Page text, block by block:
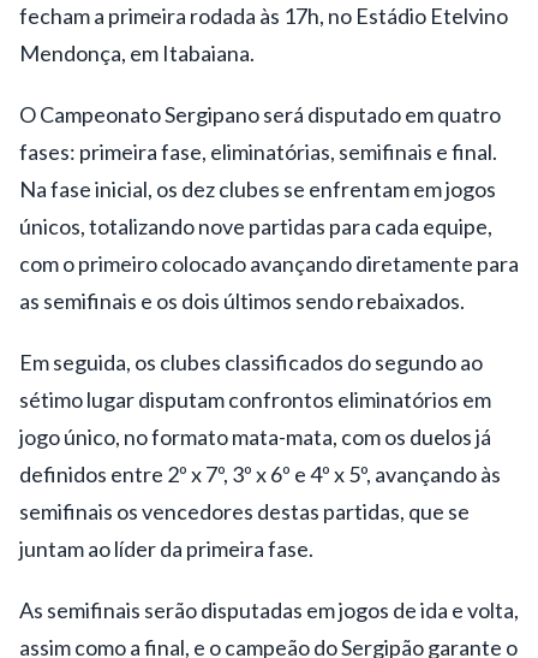
fecham a primeira rodada às 17h, no Estádio Etelvino
Mendonça, em Itabaiana.
O Campeonato Sergipano será disputado em quatro
fases: primeira fase, eliminatórias, semifinais e final.
Na fase inicial, os dez clubes se enfrentam em jogos
únicos, totalizando nove partidas para cada equipe,
com o primeiro colocado avançando diretamente para
as semifinais e os dois últimos sendo rebaixados.
Em seguida, os clubes classificados do segundo ao
sétimo lugar disputam confrontos eliminatórios em
jogo único, no formato mata-mata, com os duelos já
definidos entre 2º x 7º, 3º x 6º e 4º x 5º, avançando às
semifinais os vencedores destas partidas, que se
juntam ao líder da primeira fase.
As semifinais serão disputadas em jogos de ida e volta,
assim como a final, e o campeão do Sergipão garante o